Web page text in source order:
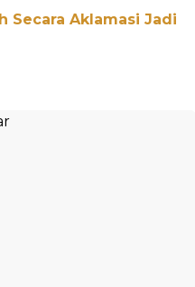
Secara Aklamasi Jadi